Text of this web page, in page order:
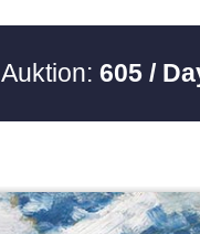
Auktion: 605 /